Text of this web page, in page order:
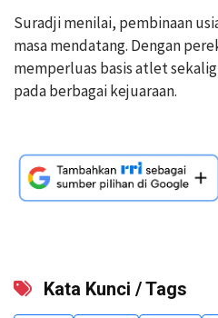
Suradji menilai, pembinaan
masa mendatang. Dengan
memperluas basis atlet
pada berbagai kejuaraan.
Kata Kunci / Tags